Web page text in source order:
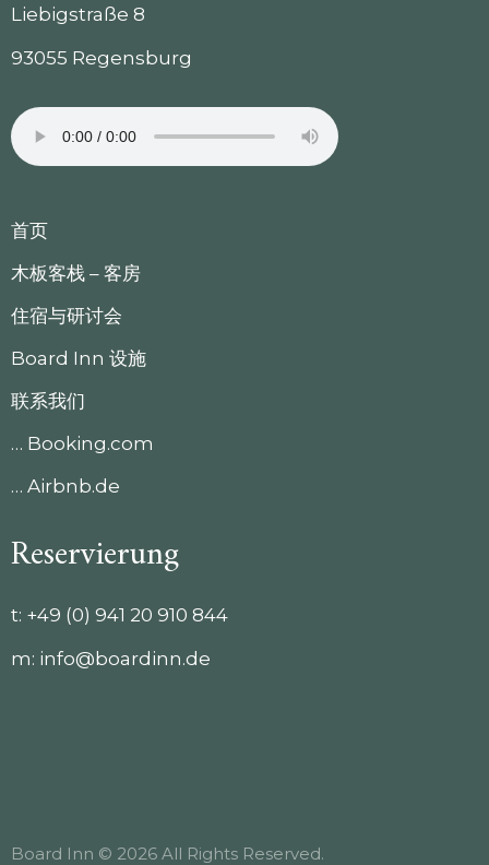
Liebigstraße 8
93055 Regensburg
首页
木板客栈 – 客房
住宿与研讨会
Board Inn 设施
联系我们
… Booking.com
… Airbnb.de
Reservierung
t: +49 (0) 941 20 910 844
m: info@boardinn.de
Board Inn © 2026 All Rights Reserved.